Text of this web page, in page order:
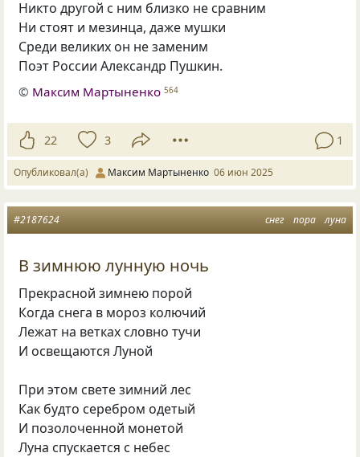
Никто другой с ним близко не сравним
Ни стоят и мезинца, даже мушки
Среди великих он не заменим
Поэт России Александр Пушкин.
© Максим Мартыненко 564
22 3 1
Опубликовал(а) Максим Мартыненко 06 июн 2025
снег пора луна
#2187624
В зимнюю лунную ночь
Прекрасной зимнею порой
Когда снега в мороз колючий
Лежат на ветках словно тучи
И освещаются Луной
При этом свете зимний лес
Как будто серебром одетый
И позолоченной монетой
Луна спускается с небес